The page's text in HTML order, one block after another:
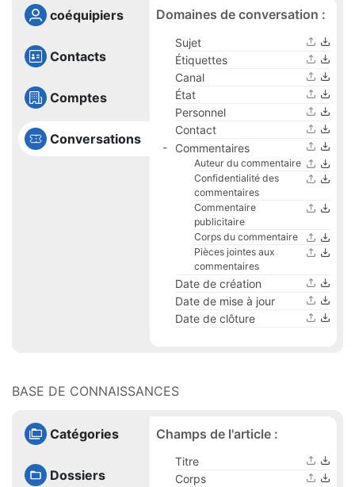
coéquipiers
Contacts
Comptes
Conversations
Domaines de conversation :
Sujet
Étiquettes
Canal
État
Personnel
Contact
Commentaires
Auteur du commentaire
Confidentialité des
commentaires
Commentaire
publicitaire
Corps du commentaire
Pièces jointes aux
commentaires
Date de création
Date de mise à jour
Date de clôture
BASE DE CONNAISSANCES
Catégories
Dossiers
Champs de l'article :
Titre
Corps